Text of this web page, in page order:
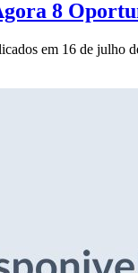
8
em 16 de julho